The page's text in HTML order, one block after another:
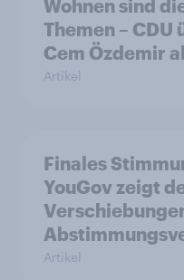
Wohnen sind
Themen –
Cem Özdemir
Artikel
Finales
YouGov zeigt
Artikel